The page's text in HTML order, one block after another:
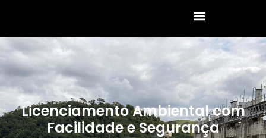
Licenciamento Ambiental com
Facilidade e Segurança